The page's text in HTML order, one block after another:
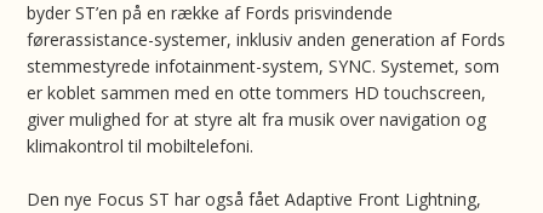
byder ST’en på en række af Fords prisvindende
førerassistance-systemer, inklusiv anden generation af Fords
stemmestyrede infotainment-system, SYNC. Systemet, som
er koblet sammen med en otte tommers HD touchscreen,
giver mulighed for at styre alt fra musik over navigation og
klimakontrol til mobiltelefoni.
Den nye Focus ST har også fået Adaptive Front Lightning,